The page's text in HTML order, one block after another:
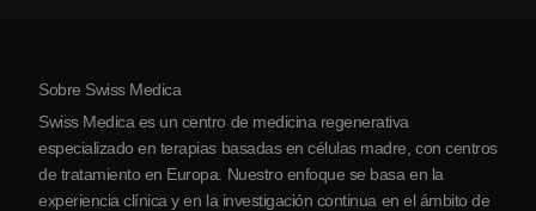
Sobre Serbia
Colaboraciones
Sobre Swiss Medica
Swiss Medica es un centro de medicina regenerativa
especializado en terapias basadas en células madre, con centros
de tratamiento en Europa. Nuestro enfoque se basa en la
experiencia clínica y en la investigación continua en el ámbito de